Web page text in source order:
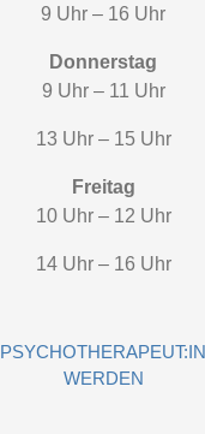
9 Uhr – 16 Uhr
Donnerstag
9 Uhr – 11 Uhr
13 Uhr – 15 Uhr
Freitag
10 Uhr – 12 Uhr
14 Uhr – 16 Uhr
PSYCHOTHERAPEUT:IN
WERDEN